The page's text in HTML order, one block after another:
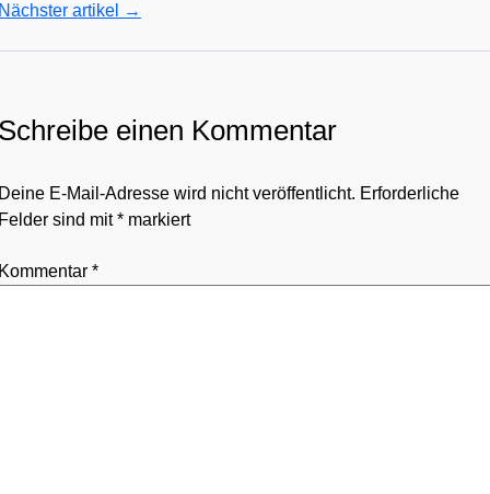
artikel
→
einen Kommentar
E-Mail-Adresse wird nicht veröffentlicht. Erforderliche
sind mit* markiert
*